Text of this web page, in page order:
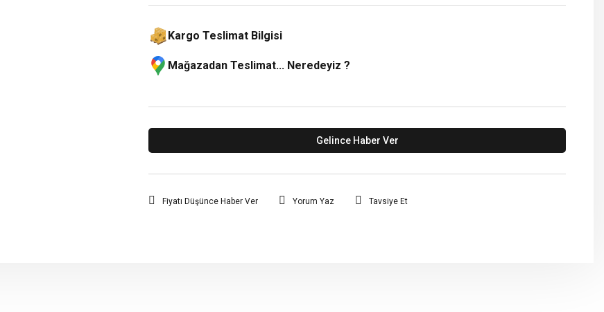
Kargo Teslimat Bilgisi
Mağazadan Teslimat... Neredeyiz ?
Gelince Haber Ver
Fiyatı Düşünce Haber Ver Yorum Yaz Tavsiye Et